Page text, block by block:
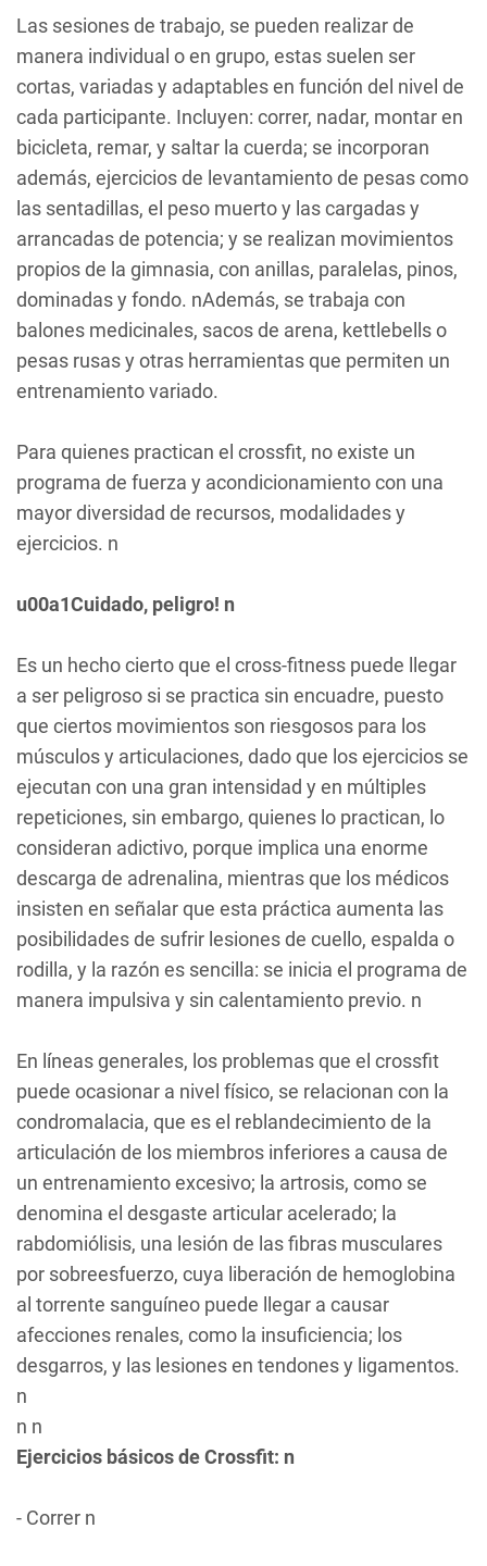
Las sesiones de trabajo, se pueden realizar de
manera individual o en grupo, estas suelen ser
cortas, variadas y adaptables en función del nivel de
cada participante. Incluyen: correr, nadar, montar en
bicicleta, remar, y saltar la cuerda; se incorporan
además, ejercicios de levantamiento de pesas como
las sentadillas, el peso muerto y las cargadas y
arrancadas de potencia; y se realizan movimientos
propios de la gimnasia, con anillas, paralelas, pinos,
dominadas y fondo. nAdemás, se trabaja con
balones medicinales, sacos de arena, kettlebells o
pesas rusas y otras herramientas que permiten un
entrenamiento variado.
Para quienes practican el crossfit, no existe un
programa de fuerza y acondicionamiento con una
mayor diversidad de recursos, modalidades y
ejercicios. n
u00a1Cuidado, peligro! n
Es un hecho cierto que el cross-fitness puede llegar
a ser peligroso si se practica sin encuadre, puesto
que ciertos movimientos son riesgosos para los
músculos y articulaciones, dado que los ejercicios se
ejecutan con una gran intensidad y en múltiples
repeticiones, sin embargo, quienes lo practican, lo
consideran adictivo, porque implica una enorme
descarga de adrenalina, mientras que los médicos
insisten en señalar que esta práctica aumenta las
posibilidades de sufrir lesiones de cuello, espalda o
rodilla, y la razón es sencilla: se inicia el programa de
manera impulsiva y sin calentamiento previo. n
En líneas generales, los problemas que el crossfit
puede ocasionar a nivel físico, se relacionan con la
condromalacia, que es el reblandecimiento de la
articulación de los miembros inferiores a causa de
un entrenamiento excesivo; la artrosis, como se
denomina el desgaste articular acelerado; la
rabdomiólisis, una lesión de las fibras musculares
por sobreesfuerzo, cuya liberación de hemoglobina
al torrente sanguíneo puede llegar a causar
afecciones renales, como la insuficiencia; los
desgarros, y las lesiones en tendones y ligamentos.
n
n n
Ejercicios básicos de Crossfit: n
- Correr n